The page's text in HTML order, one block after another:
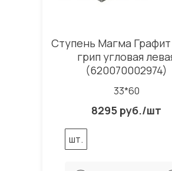
Ступень Магма Графит
грип угловая
(620070002974)
33*60
8295 руб./шт
шт.